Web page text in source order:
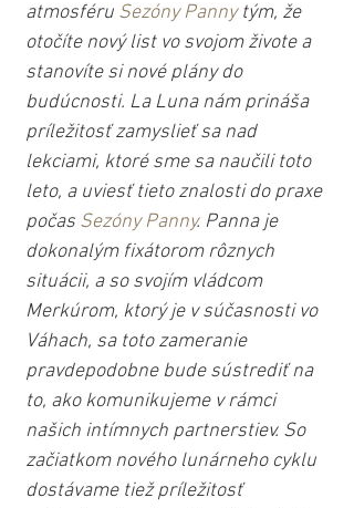
atmosféru Sezóny Panny tým, že
otočíte nový list vo svojom živote a
stanovíte si nové plány do
budúcnosti. La Luna nám prináša
príležitosť zamyslieť sa nad
lekciami, ktoré sme sa naučili toto
leto, a uviesť tieto znalosti do praxe
počas Sezóny Panny. Panna je
dokonalým fixátorom rôznych
situácii, a so svojím vládcom
Merkúrom, ktorý je v súčasnosti vo
Váhach, sa toto zameranie
pravdepodobne bude sústrediť na
to, ako komunikujeme v rámci
našich intímnych partnerstiev. So
začiatkom nového lunárneho cyklu
dostávame tiež príležitosť